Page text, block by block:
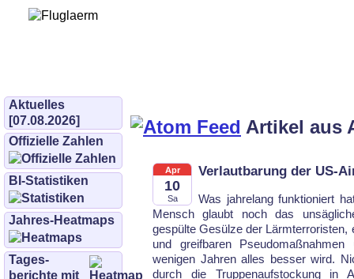
Aktuelles
[07.08.2026]
Offizielle Zahlen
BI-Statistiken
Jahres-Heatmaps
Tages­
berichte mit
Artikel aus
Apr
10
Sa
Verlautbarung der US-
Was jahrelang funktioniert
Mensch glaubt noch das
gespülte Gesülze der
und greifbaren
wenigen Jahren alles besser wird.
durch die Truppen­aufstockung in